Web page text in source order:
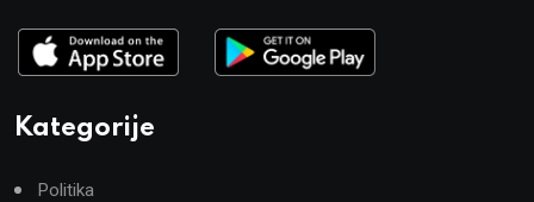
Kategorije
Politika